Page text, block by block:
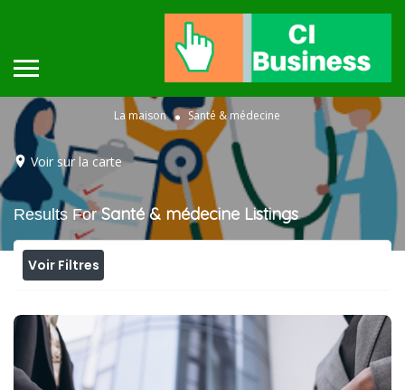
La maison Santé & médecine
Voir sur la carte
Results ForSanté & médecine Listings
Voir Filtres